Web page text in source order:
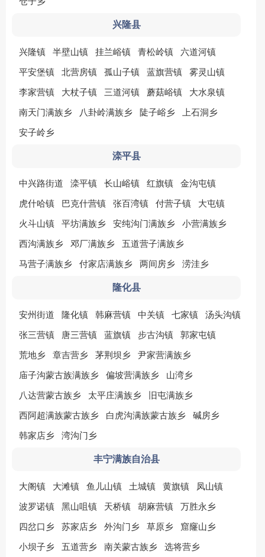
兴隆县
兴隆镇 半壁山镇 挂兰峪镇 青松岭镇 六道河镇
平安堡镇 北营房镇 孤山子镇 蓝旗营镇 雾灵山镇
李家营镇 大杖子镇 三道河镇 蘑菇峪镇 大水泉镇
南天门满族乡 八卦岭满族乡 陡子峪乡 上石洞乡
安子岭乡
滦平县
中兴路街道 滦平镇 长山峪镇 红旗镇 金沟屯镇
虎什哈镇 巴克什营镇 张百湾镇 付营子镇 大屯镇
火斗山镇 平坊满族乡 安纯沟门满族乡 小营满族乡
西沟满族乡 邓厂满族乡 五道营子满族乡
马营子满族乡 付家店满族乡 两间房乡 涝洼乡
隆化县
安州街道 隆化镇 韩麻营镇 中关镇 七家镇 汤头沟镇
张三营镇 唐三营镇 蓝旗镇 步古沟镇 郭家屯镇
荒地乡 章吉营乡 茅荆坝乡 尹家营满族乡
庙子沟蒙古族满族乡 偏坡营满族乡 山湾乡
八达营蒙古族乡 太平庄满族乡 旧屯满族乡
西阿超满族蒙古族乡 白虎沟满族蒙古族乡 碱房乡
韩家店乡 湾沟门乡
丰宁满族自治县
大阁镇 大滩镇 鱼儿山镇 土城镇 黄旗镇 凤山镇
波罗诺镇 黑山咀镇 天桥镇 胡麻营镇 万胜永乡
四岔口乡 苏家店乡 外沟门乡 草原乡 窟窿山乡
小坝子乡 五道营乡 南关蒙古族乡 选将营乡